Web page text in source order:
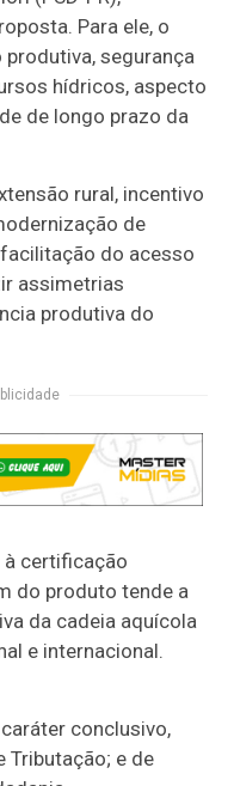
Para ele, o
segurança
hídricos, aspecto
de longo prazo da
rural, incentivo
de
do acesso
assimetrias
produtiva do
à certificação
do produto tende a
da cadeia aquícola
e internacional.
caráter conclusivo,
Tributação; e de